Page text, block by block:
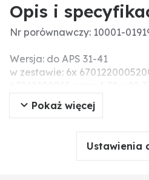
Opis i
Nr porównawczy: 10001-
Wersja: do APS 31-41
w zestawie: 6x
oring 2,62 x20,24 mm, 3x
Pokaż więcej
Ustawienia